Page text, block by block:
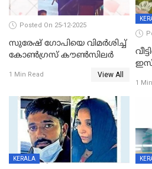
Posted On 25-12-2025
സുരേഷ് ഗോപിയെ വിമര്‍ശിച്ച്
കോണ്‍ഗ്രസ് കൗണ്‍സിലര്‍
1 Min Read View All
1
KERALA